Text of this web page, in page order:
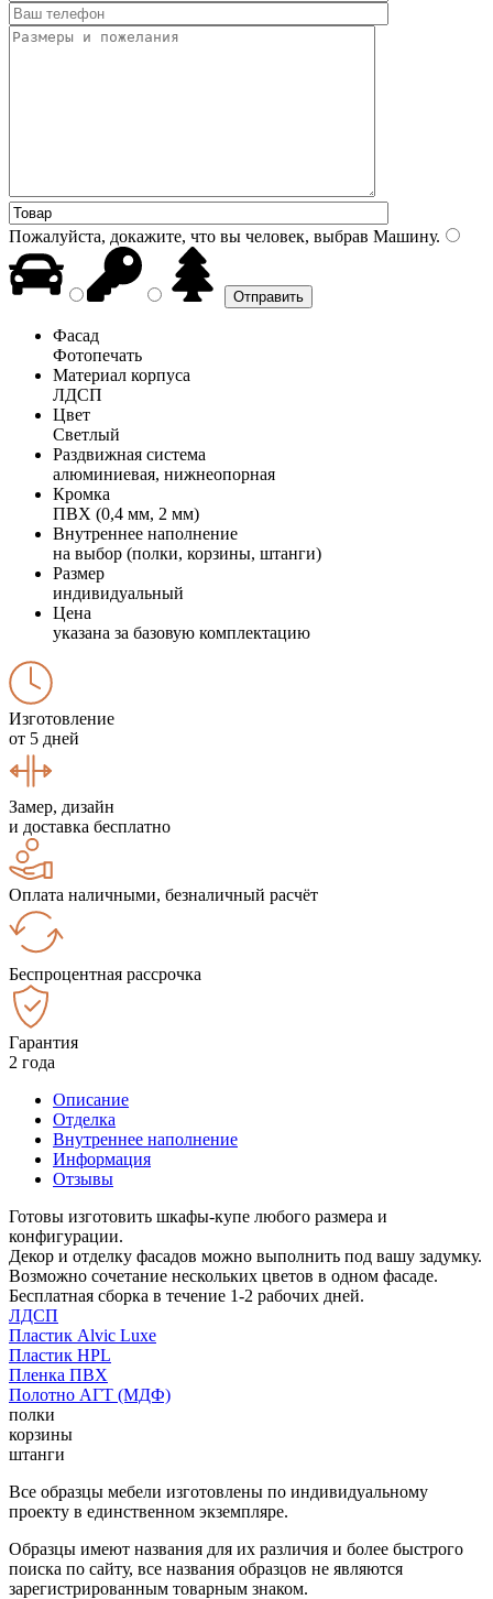
Пожалуйста, докажите, что вы человек, выбрав Машину.
Фасад
Фотопечать
Материал корпуса
ЛДСП
Цвет
Светлый
Раздвижная система
алюминиевая, нижнеопорная
Кромка
ПВХ (0,4 мм, 2 мм)
Внутреннее наполнение
на выбор (полки, корзины, штанги)
Размер
индивидуальный
Цена
указана за базовую комплектацию
Изготовление
от 5 дней
Замер, дизайн
и доставка бесплатно
Оплата наличными, безналичный расчёт
Беспроцентная рассрочка
Гарантия
2 года
Описание
Отделка
Внутреннее наполнение
Информация
Отзывы
Готовы изготовить шкафы-купе любого размера и
конфигурации.
Декор и отделку фасадов можно выполнить под вашу задумку.
Возможно сочетание нескольких цветов в одном фасаде.
Бесплатная сборка в течение 1-2 рабочих дней.
ЛДСП
Пластик Alvic Luxe
Пластик HPL
Пленка ПВХ
Полотно АГТ (МДФ)
полки
корзины
штанги
Все образцы мебели изготовлены по индивидуальному
проекту в единственном экземпляре.
Образцы имеют названия для их различия и более быстрого
поиска по сайту, все названия образцов не являются
зарегистрированным товарным знаком.